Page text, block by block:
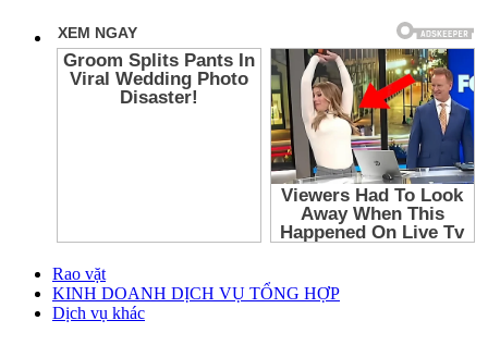
Rao vặt
KINH DOANH DỊCH VỤ TỔNG HỢP
Dịch vụ khác